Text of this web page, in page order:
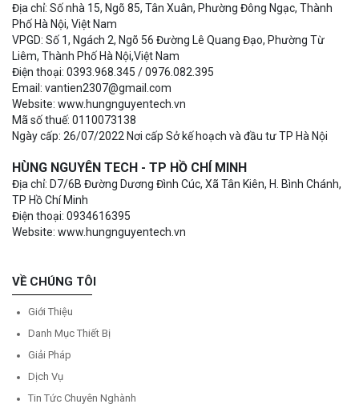
Địa chỉ: Số nhà 15, Ngõ 85, Tân Xuân, Phường Đông Ngạc, Thành
Phố Hà Nội, Việt Nam
VPGD: Số 1, Ngách 2, Ngõ 56 Đường Lê Quang Đạo, Phường Từ
Liêm, Thành Phố Hà Nội,Việt Nam
Điện thoại: 0393.968.345 / 0976.082.395
Email: vantien2307@gmail.com
Website: www.hungnguyentech.vn
Mã số thuế: 0110073138
Ngày cấp: 26/07/2022 Nơi cấp Sở kế hoạch và đầu tư TP Hà Nội
HÙNG NGUYÊN TECH - TP HỒ CHÍ MINH
Địa chỉ: D7/6B Đường Dương Đình Cúc, Xã Tân Kiên, H. Bình Chánh,
TP Hồ Chí Minh
Điện thoại: 0934616395
Website: www.hungnguyentech.vn
VỀ CHÚNG TÔI
Giới Thiệu
Danh Mục Thiết Bị
Giải Pháp
Dịch Vụ
Tin Tức Chuyên Nghành